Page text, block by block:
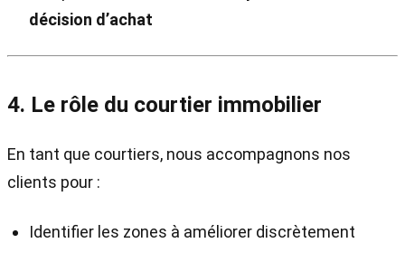
décision d’achat
4. Le rôle du courtier immobilier
En tant que courtiers, nous accompagnons nos
clients pour :
Identifier les zones à améliorer discrètement